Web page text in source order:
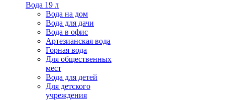
Вода 19 л
Вода на дом
Вода для дачи
Вода в офис
Артезианская вода
Горная вода
Для общественных
мест
Вода для детей
Для детского
учреждения